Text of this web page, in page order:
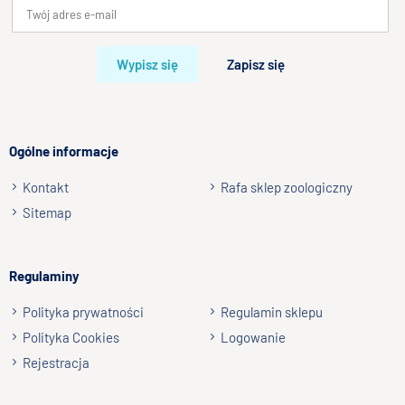
Twoja ocena
Wyślij opinię
Wypisz się Zapisz się
Ogólne informacje
Kontakt
Rafa sklep zoologiczny
Sitemap
Regulaminy
Polityka prywatności
Regulamin sklepu
Polityka Cookies
Logowanie
Rejestracja